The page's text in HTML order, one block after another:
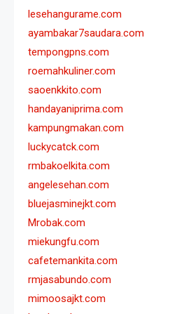
lesehangurame.com
ayambakar7saudara.com
tempongpns.com
roemahkuliner.com
saoenkkito.com
handayaniprima.com
kampungmakan.com
luckycatck.com
rmbakoelkita.com
angelesehan.com
bluejasminejkt.com
Mrobak.com
miekungfu.com
cafetemankita.com
rmjasabundo.com
mimoosajkt.com